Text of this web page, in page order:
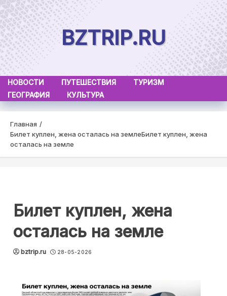
Skip
to
content
BZTRIP.RU
НОВОСТИ ПУТЕШЕСТВИЯ
ТУРИЗМ
ГЕОГРАФИЯ
КУЛЬТУРА
Главная
Билет куплен, жена осталась на землеБилет куплен, жена
осталась на земле
Билет куплен, жена
осталась на земле
bztrip.ru 28-05-2026